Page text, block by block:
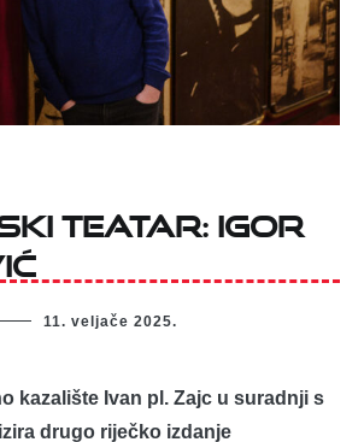
teatar: Igor
11. veljače 2025.
kazalište Ivan pl. Zajc u suradnji s
drugo riječko izdanje